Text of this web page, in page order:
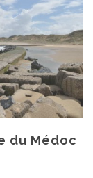
du Médoc